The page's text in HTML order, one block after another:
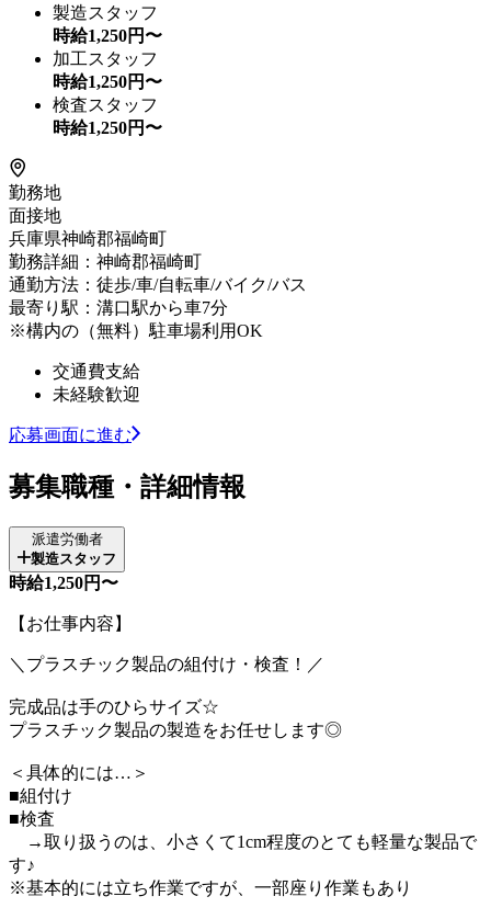
製造スタッフ
時給1,250円〜
加工スタッフ
時給1,250円〜
検査スタッフ
時給1,250円〜
勤務地
面接地
兵庫県神崎郡福崎町
勤務詳細：神崎郡福崎町
通勤方法：徒歩/車/自転車/バイク/バス
最寄り駅：溝口駅から車7分
※構内の（無料）駐車場利用OK
交通費支給
未経験歓迎
応募画面に進む
募集職種・詳細情報
派遣労働者
製造スタッフ
時給1,250円〜
【お仕事内容】
＼プラスチック製品の組付け・検査！／
完成品は手のひらサイズ☆
プラスチック製品の製造をお任せします◎
＜具体的には…＞
■組付け
■検査
→取り扱うのは、小さくて1cm程度のとても軽量な製品で
す♪
※基本的には立ち作業ですが、一部座り作業もあり